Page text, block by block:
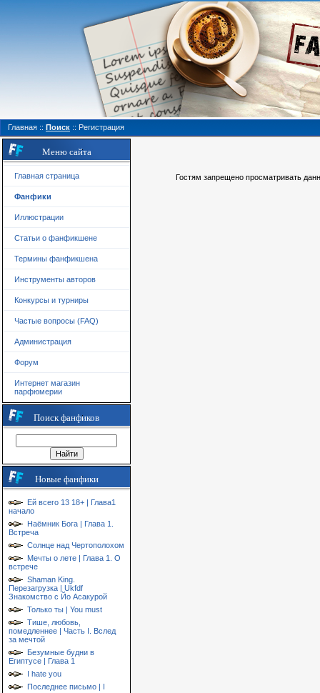
Главная :: Поиск :: Регистрация
Меню сайта
Главная страница
Фанфики
Иллюстрации
Статьи о фанфикшене
Термины фанфикшена
Инструменты авторов
Конкурсы и турниры
Частые вопросы (FAQ)
Администрация
Форум
Интернет магазин
парфюмерии
Поиск фанфиков
Новые фанфики
Ей всего 13 18+ | Глава1
начало
Наёмник Бога | Глава 1.
Встреча
Солнце над Чертополохом
Мечты о лете | Глава 1. О
встрече
Shaman King.
Перезагрузка | Ukfdf
Знакомство с Йо Асакурой
Только ты | You must
Тише, любовь,
помедленнее | Часть I. Вслед
за мечтой
Безумные будни в
Египтусе | Глава 1
I hate you
Последнее письмо | I
Гостям запрещено просматривать